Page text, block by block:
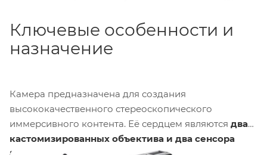
Ключевые особенности и
назначение
Камера предназначена для создания
высококачественного стереоскопического
иммерсивного контента. Её сердцем являются два
кастомизированных объектива и два сенсора